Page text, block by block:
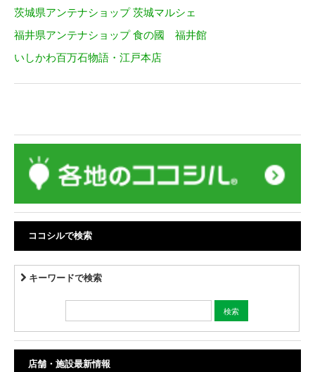
茨城県アンテナショップ 茨城マルシェ
福井県アンテナショップ 食の國 福井館
いしかわ百万石物語・江戸本店
ココシルで検索
キーワードで検索
店舗・施設最新情報